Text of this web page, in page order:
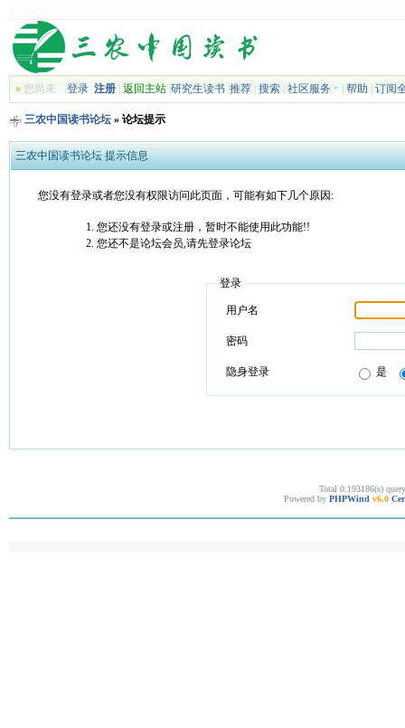
»您尚未 登录 注册| 返回主站| 研究生读书| 推荐| 搜索| 社区服务 帮助 订阅
三农中国读书论坛» 论坛提示
三农中国读书论坛 提示信息
您没有登录或者您没有权限访问此页面，可能有如下几个原因:
您还没有登录或注册，暂时不能使用此功能!!
您还不是论坛会员,请先登录论坛
登录
用户名
密码
隐身登录 是
Total 0.193186(s)
Powered by PHPWind v6.0